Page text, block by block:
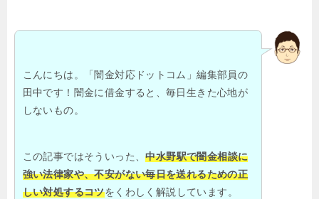
こんにちは。「闇金対応ドットコム」編集部員の
田中です！闇金に借金すると、毎日生きた心地が
しないもの。
この記事ではそういった、中水野駅で闇金相談に
強い法律家や、不安がない毎日を送れるための正
しい対処するコツをくわしく解説しています。